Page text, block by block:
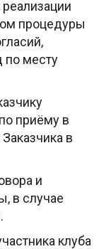
процедуры
по месту
приёму в
в
и
в случае
клуба